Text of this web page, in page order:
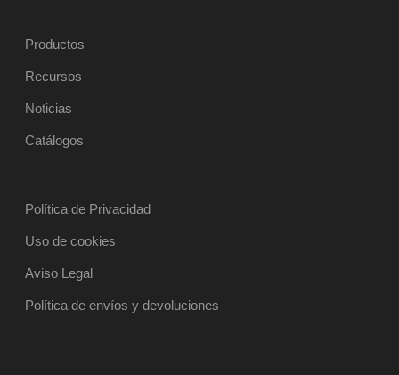
Productos
Recursos
Noticias
Catálogos
Política de Privacidad
Uso de cookies
Aviso Legal
Política de envíos y devoluciones